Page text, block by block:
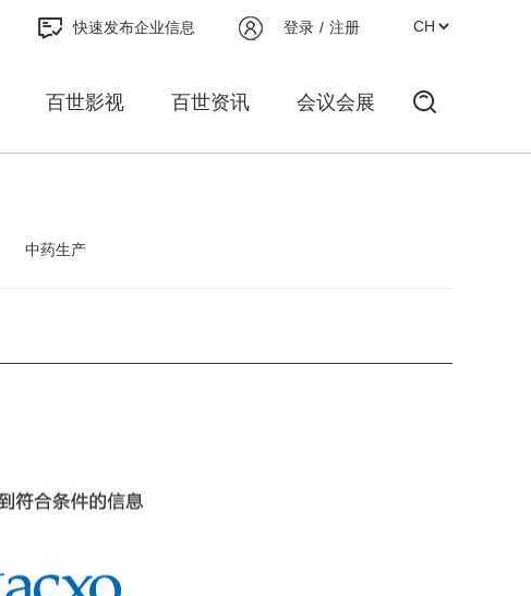
登录 / 注册
快速发布企业信息
百世影视 百世资讯 会议会展
中药生产